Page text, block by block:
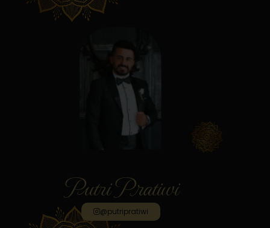
Putri Pratiwi
@putripratiwi